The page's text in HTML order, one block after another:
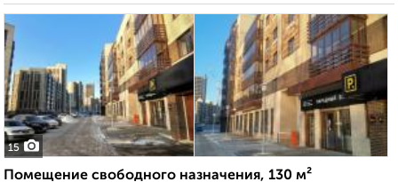
15
Помещение свободного назначения, 130 м²